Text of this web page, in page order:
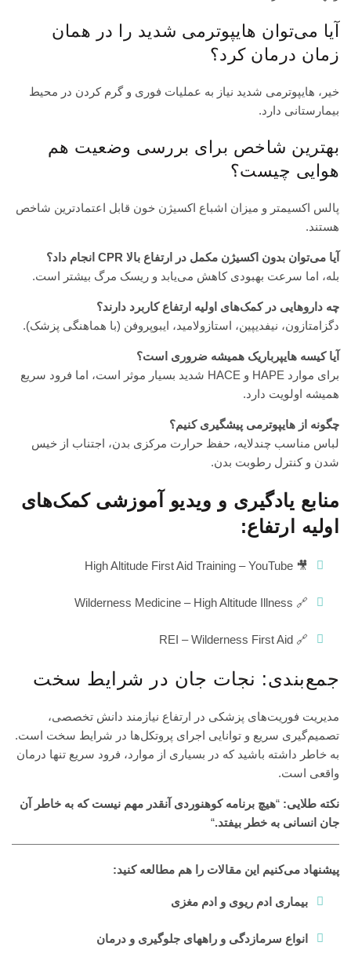
آیا می‌توان هایپوترمی شدید را در همان
زمان درمان کرد؟
خیر، هایپوترمی شدید نیاز به عملیات فوری و گرم کردن در محیط
بیمارستانی دارد.
بهترین شاخص برای بررسی وضعیت هم
هوایی چیست؟
پالس اکسیمتر و میزان اشباع اکسیژن خون قابل اعتمادترین شاخص
هستند.
آیا می‌توان بدون اکسیژن مکمل در ارتفاع بالا CPR انجام داد؟
بله، اما سرعت بهبودی کاهش می‌یابد و ریسک مرگ بیشتر است.
چه داروهایی در کمک‌های اولیه ارتفاع کاربرد دارند؟
دگزامتازون، نیفدیپین، استازولامید، ایبوپروفن (با هماهنگی پزشک).
آیا کیسه هایپرباریک همیشه ضروری است؟
برای موارد HAPE و HACE شدید بسیار موثر است، اما فرود سریع
همیشه اولویت دارد.
چگونه از هایپوترمی پیشگیری کنیم؟
لباس مناسب چندلایه، حفظ حرارت مرکزی بدن، اجتناب از خیس
شدن و کنترل رطوبت بدن.
منابع یادگیری و ویدیو آموزشی کمک‌های
اولیه ارتفاع:
🎥
High Altitude First Aid Training – YouTube
🔗 Wilderness Medicine – High Altitude Illness
🔗 REI – Wilderness First Aid
جمع‌بندی: نجات جان در شرایط سخت
مدیریت فوریت‌های پزشکی در ارتفاع نیازمند دانش تخصصی،
تصمیم‌گیری سریع و توانایی اجرای پروتکل‌ها در شرایط سخت است.
به خاطر داشته باشید که در بسیاری از موارد، فرود سریع تنها درمان
واقعی است.
نکته طلایی: “هیچ برنامه کوهنوردی آنقدر مهم نیست که به خاطر آن
جان انسانی به خطر بیفتد.“
پیشنهاد می‌کنیم این مقالات را هم مطالعه کنید:
بیماری ادم ریوی و ادم مغزی
انواع سرمازدگی و راههای جلوگیری و درمان